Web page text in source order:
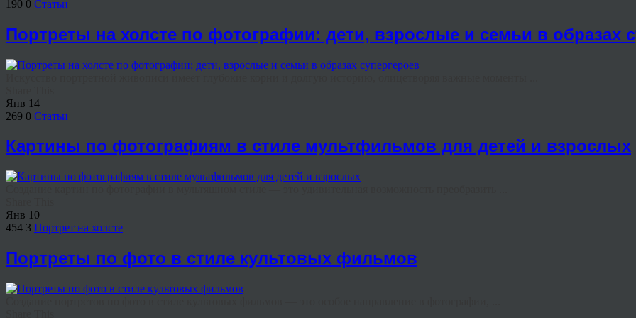
190 0 Статьи
Портреты на холсте по фотографии: дети, взрослые и семьи в образах
Янв 14
269 0 Статьи
Картины по фотографиям в стиле мультфильмов для детей и взрослых
Янв 10
454 3 Портрет на холсте
Портреты по фото в стиле культовых фильмов